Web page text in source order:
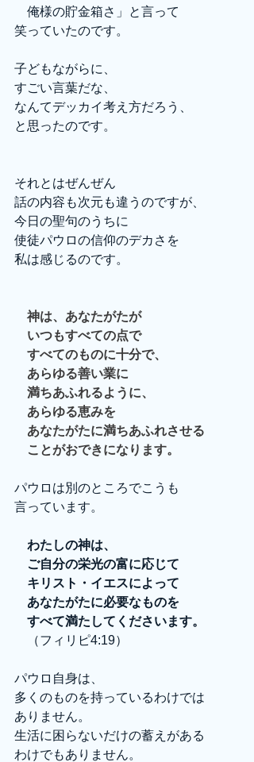
俺様の貯金箱さ」と言って
笑っていたのです。
子どもながらに、
すごい言葉だな、
なんてデッカイ考え方だろう、
と思ったのです。
それとはぜんぜん
話の内容も次元も違うのですが、
今日の聖句のうちに
使徒パウロの信仰のデカさを
私は感じるのです。
神は、あなたがたが
いつもすべての点で
すべてのものに十分で、
あらゆる善い業に
満ちあふれるように、
あらゆる恵みを
あなたがたに満ちあふれさせる
ことがおできになります。
パウロは別のところでこうも
言っています。
わたしの神は、
ご自分の栄光の富に応じて
キリスト・イエスによって
あなたがたに必要なものを
すべて満たしてくださいます。
（フィリピ4:19）
パウロ自身は、
多くのものを持っているわけでは
ありません。
生活に困らないだけの蓄えがある
わけでもありません。